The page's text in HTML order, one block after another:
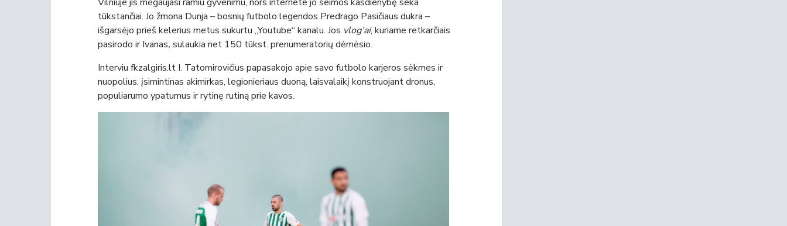
tūkstančiai. Jo žmona Dunja – bosnių futbolo legendos Predrago Pasičiaus dukra –
išgarsėjo prieš kelerius metus sukurtu „Youtube“ kanalu. Jos vlog’ai, kuriame retkarčiais
pasirodo ir Ivanas, sulaukia net 150 tūkst. prenumeratorių dėmėsio.
Interviu fkzalgiris.lt I. Tatomirovičius papasakojo apie savo futbolo karjeros sėkmes ir
nuopolius, įsimintinas akimirkas, legionieriaus duoną, laisvalaikį konstruojant dronus,
populiarumo ypatumus ir rytinę rutiną prie kavos.